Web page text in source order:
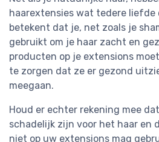
haarextensies wat tedere liefde
betekent dat je, net zoals je
gebruikt om je haar zacht en
producten op je extensions
te zorgen dat ze er gezond
meegaan.
Houd er echter rekening mee
schadelijk zijn voor het haar en
niet op uw extensions mag